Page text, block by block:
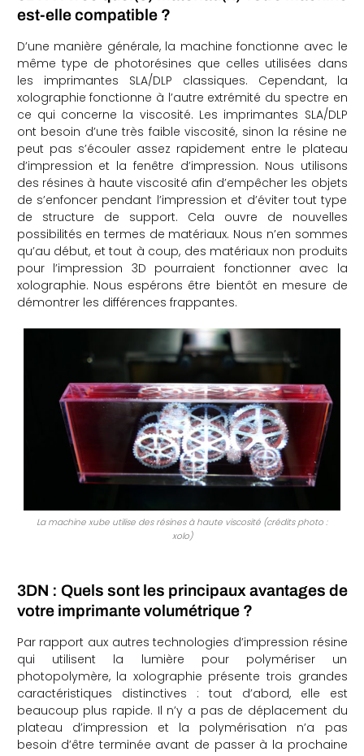
est-elle compatible ?
D’une manière générale, la machine fonctionne avec le
même type de photorésines que celles utilisées dans
les imprimantes SLA/DLP classiques. Cependant, la
xolographie fonctionne à l’autre extrémité du spectre en
ce qui concerne la viscosité. Les imprimantes SLA/DLP
ont besoin d’une très faible viscosité, sinon la résine ne
peut pas s’écouler assez rapidement entre le plateau
d’impression et la fenêtre d’impression. Nous utilisons
des résines à haute viscosité afin d’empêcher les objets
de s’enfoncer pendant l’impression et d’éviter tout type
de structure de support. Cela ouvre de nouvelles
possibilités en termes de matériaux. Nous n’en sommes
qu’au début, et tout à coup, des matériaux non produits
pour l’impression 3D pourraient fonctionner avec la
xolographie. Nous espérons être bientôt en mesure de
démontrer les différences frappantes.
La machine xube utilise des résines à haute viscosité (crédits photo :
xolo)
3DN : Quels sont les principaux avantages de
votre imprimante volumétrique ?
Par rapport aux autres technologies d’impression résine
qui utilisent la lumière pour polymériser un
photopolymère, la xolographie présente trois grandes
caractéristiques distinctives : tout d’abord, elle est
beaucoup plus rapide. Il n’y a pas de déplacement du
plateau d’impression et la polymérisation n’a pas
besoin d’être terminée avant de passer à la prochaine